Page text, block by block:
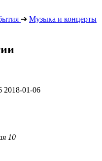
➔ Музыка и концерты
2018-01-06
10